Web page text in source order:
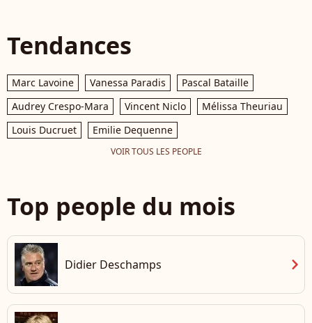
Tendances
Marc Lavoine Vanessa Paradis
Pascal Bataille
Audrey Crespo-Mara
Vincent Niclo
Mélissa Theuriau
Louis Ducruet
Emilie Dequenne
VOIR TOUS LES PEOPLE
Top people du mois
Didier Deschamps chevron_right